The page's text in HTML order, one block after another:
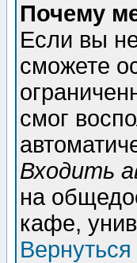
Почему
Если вы
сможете
смог
Входить
на
кафе,